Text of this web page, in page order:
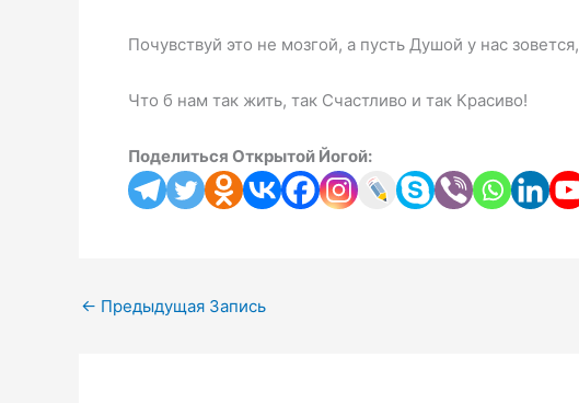
Почувствуй это не мозгой, а пусть Душой у нас зовется,
Что б нам так жить, так Счастливо и так Красиво!
Поделиться Открытой Йогой:
← Предыдущая Запись